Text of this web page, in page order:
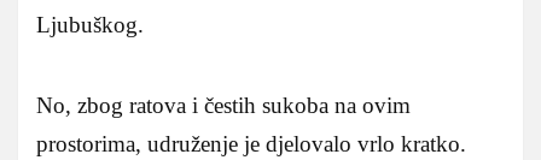
Ljubuškog.
No, zbog ratova i čestih sukoba na ovim
prostorima, udruženje je djelovalo vrlo kratko.